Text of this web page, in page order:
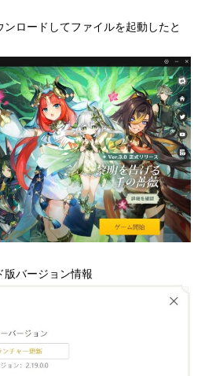
ロードしてファイルを起動したと
バージョン情報